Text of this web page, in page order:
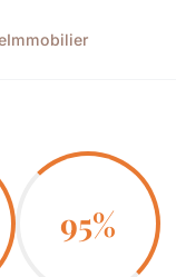
Immobilier
95%